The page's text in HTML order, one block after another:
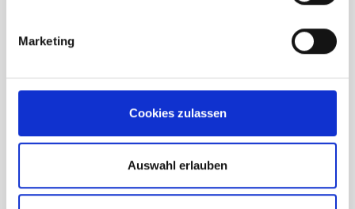
Marketing
Cookies zulassen
Auswahl erlauben
Auf einen Blick
40 m²– Oberlichtband / Lichtdach Schüco FWS 60
– Fluchttüren Schüco ADS 65.NI
4 St.– Türen Schüco ADS 76.NI SP